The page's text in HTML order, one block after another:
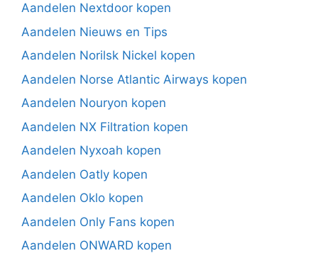
Aandelen Nextdoor kopen
Aandelen Nieuws en Tips
Aandelen Norilsk Nickel kopen
Aandelen Norse Atlantic Airways kopen
Aandelen Nouryon kopen
Aandelen NX Filtration kopen
Aandelen Nyxoah kopen
Aandelen Oatly kopen
Aandelen Oklo kopen
Aandelen Only Fans kopen
Aandelen ONWARD kopen